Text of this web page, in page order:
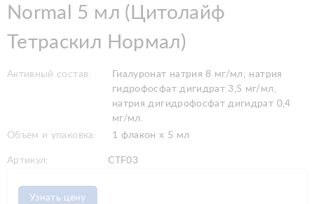
Normal 5 мл (Цитолайф
Тетраскил Нормал)
Активный состав:
Гиалуронат натрия 8 мг/мл; натрия
гидрофосфат дигидрат 3,5 мг/мл,
натрия дигидрофосфат дигидрат 0,4
мг/мл.
Объем и упаковка:
1 флакон х 5 мл
Артикул: CTF03
Узнать цену